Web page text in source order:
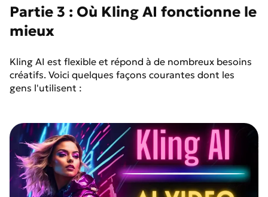
Partie 3 : Où Kling AI fonctionne le
mieux
Kling AI est flexible et répond à de nombreux besoins
créatifs. Voici quelques façons courantes dont les
gens l'utilisent :